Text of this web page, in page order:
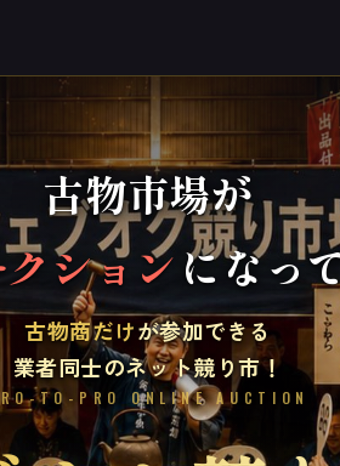
古物市場が
ションになっ
古物商だけが参加できる
業者同士のネット競り市！
TO-PRO ONLINE AUCTION